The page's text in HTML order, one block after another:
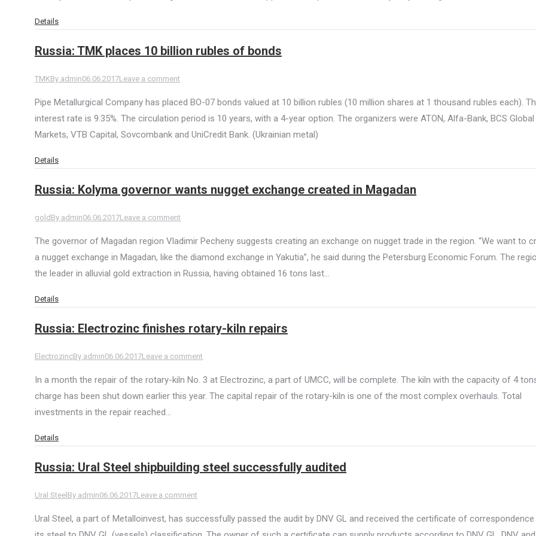
Details
Russia: TMK places 10 billion rubles of bonds
TMKBy admin06.06.2017Leave a comment
Pipe Metallurgical Company has placed BO-07 bonds valued at 10 billion rubles (10 million shares at 1 thousand rubles each).
interest rate is 9.35%. The circulation period is 10 years, with a 4-year option. The organizers were ATON, Alfa-Bank, BCS Global
Markets, VTB Capital, Sovcombank and UniCredit Bank. (Ukrainian metal)
Details
Russia: Kolyma governor wants nugget exchange created in Magadan
gold By admin06.06.2017Leave a comment
The governor of Magadan region Vladimir Pecheny suggests creating an exchange on nugget trade in the region. “We want to
a nugget exchange in Magadan, like the diamond exchange in Yakutia”, he said during the Petersburg Economic Forum. The
the leader in alluvial gold extraction in Russia, having obtained 16 tons last…
Details
Russia: Electrozinc finishes rotary-kiln repairs
ElectrozincBy admin06.06.2017Leave a comment
In a month the repair of the rotary-kiln No. 3 at Electrozinc, a part of UMCC, will be complete. The kiln with the capacity of 4
charge has been shut down earlier this year. The capital repair of the rotary-kiln is one of the most complex overhauls. Total
investments in the repair reached…
Details
Russia: Ural Steel shipbuilding steel successfully audited
Ural Steel By admin06.06.2017Leave a comment
Ural Steel, a part of Metalloinvest, has successfully passed the audit by DNV GL and received the certificate of